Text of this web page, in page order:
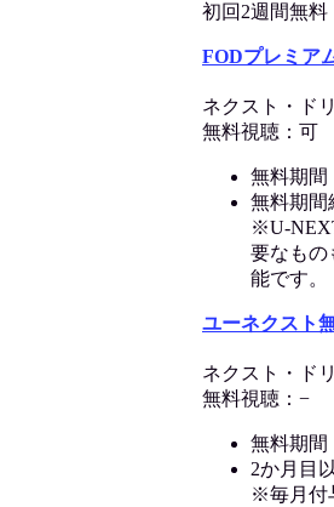
初回2週間無料
FODプレミア
ネクスト・ド
無料視聴：可
無料期間
無料期間
※U-
要なもの
能です。
ユーネクスト
ネクスト・ド
無料視聴：−
無料期間
2か月目
※毎月付